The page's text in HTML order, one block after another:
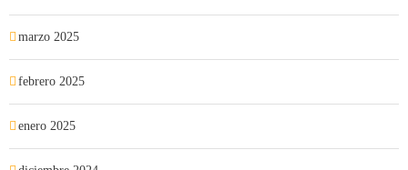
marzo 2025
febrero 2025
enero 2025